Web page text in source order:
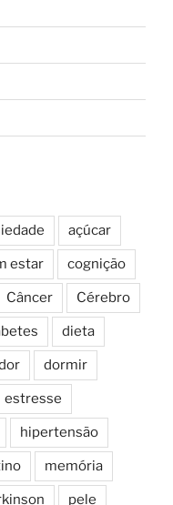
açúcar
estar cognição
Câncer Cérebro
dieta
dormir
estresse
hipertensão
memória
pele